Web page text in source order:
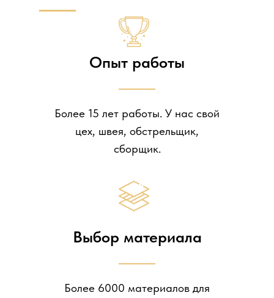
Опыт работы
Более 15 лет работы. У нас свой
цех, швея, обстрельщик,
сборщик.
Выбор материала
Более 6000 материалов для